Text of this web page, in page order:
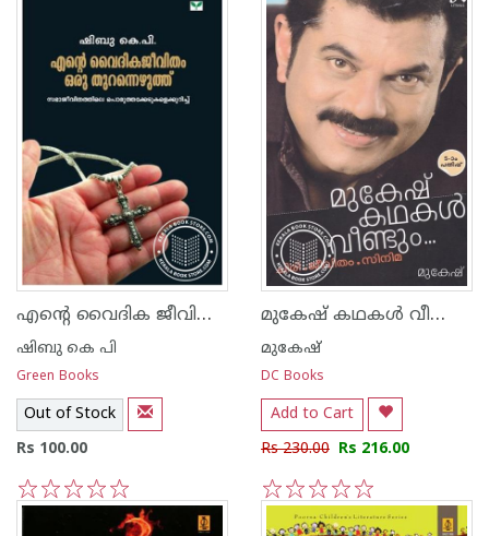
എന്റെ വൈദിക ജീവിതം ഒരു തുറന്നെഴുത്ത്
ഷിബു കെ പി
Green Books
Out of Stock
Rs 100.00
5
4
3
2
1
മുകേ‌ഷ് കഥകള്‍ വീണ്ടും ചിരി ജീവിതം സിനിമ
മുകേഷ്
DC Books
Add to Cart
Rs 230.00 Rs 216.00
5
4
3
2
1